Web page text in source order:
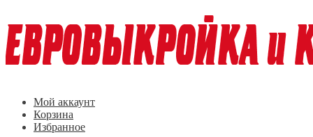
к
навигации
к
содержимому
Мой аккаунт
Корзина
Избранное